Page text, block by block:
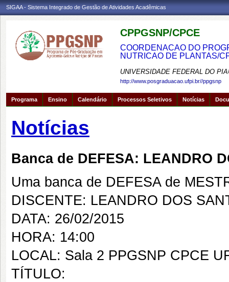
SIGAA - Sistema Integrado de Gestão de Atividades Acadêmicas
CPPGSNP/CPCE
COORDENACAO DO
NUTRICAO DE PLANTAS/
UNIVERSIDADE FEDERAL DO
http://www.posgraduacao.ufpi.br//ppgsnp
Programa Ensino Calendário Processos Seletivos Notícias
Notícias
Banca de DEFESA: LEANDRO
Uma banca de DEFESA de
DISCENTE: LEANDRO DOS
DATA: 26/02/2015
HORA: 14:00
LOCAL: Sala 2 PPGSNP CPCE
TÍTULO: